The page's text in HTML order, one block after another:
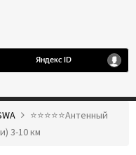
⭐️⭐️⭐️⭐️⭐️Антенный
3-10 км